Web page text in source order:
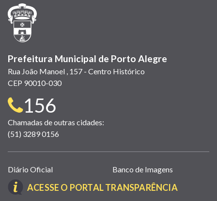
janela)
Prefeitura Municipal de Porto Alegre
Rua João Manoel , 157 - Centro Histórico
CEP 90010-030
Telefone
para
contato:
156
Chamadas de outras cidades:
(51) 3289 0156
Links
úteis
(abrem
Diário Oficial Banco de Imagens
ACESSE O PORTAL TRANSPARÊNCIA(LINK